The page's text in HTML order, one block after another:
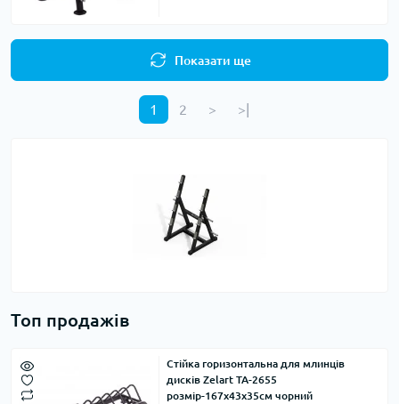
Показати ще
1 2 > >|
Топ продажів
Стійка горизонтальна для млинців
дисків Zelart TA-2655
розмір-167x43x35см чорний